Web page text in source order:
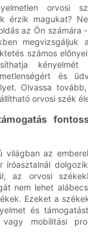
orvosi
érzik magukat?
az Ön számára
megvizsgáljuk
számos
kényelmét
és
Olvassa
orvosi szék
világban az
íróasztalnál
az orvosi
nem lehet
Ezeket a
és
mobilitási